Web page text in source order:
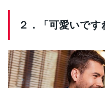
２．「可愛いです